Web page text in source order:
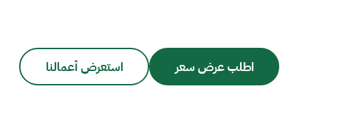
اطلب عرض سعر استعرض أعمالنا